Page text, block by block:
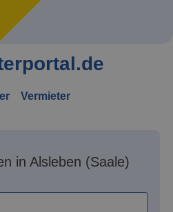
Vermieter
in Alsleben (Saale)